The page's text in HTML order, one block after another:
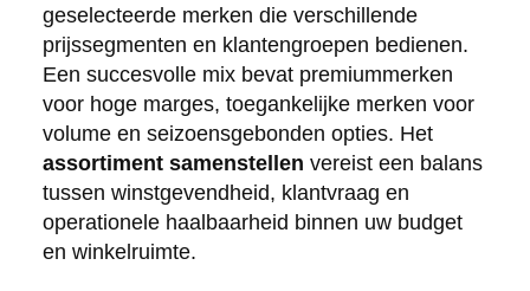
geselecteerde merken die verschillende
prijssegmenten en klantengroepen bedienen.
Een succesvolle mix bevat premiummerken
voor hoge marges, toegankelijke merken voor
volume en seizoensgebonden opties. Het
assortiment samenstellen vereist een balans
tussen winstgevendheid, klantvraag en
operationele haalbaarheid binnen uw budget
en winkelruimte.